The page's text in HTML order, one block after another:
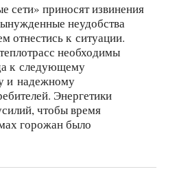
сети» приносят извинения
неудобства
отнестись к ситуации.
необходимы
к следующему
и надежному
Энергетики
чтобы время
горожан было